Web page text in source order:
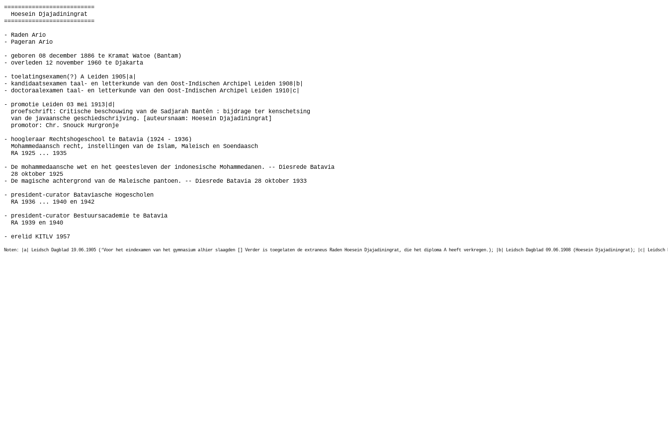
==========================
Hoesein Djajadiningrat
==========================
- Raden Ario
- Pageran Ario
- geboren 08 december 1886 te Kramat Watoe (Bantam)
- overleden 12 november 1960 te Djakarta
- toelatingsexamen(?) A Leiden 1905|a|
- kandidaatsexamen taal- en letterkunde van den Oost-Indischen Archipel Leiden 1908|b|
- doctoraalexamen taal- en letterkunde van den Oost-Indischen Archipel Leiden 1910|c|
- promotie Leiden 03 mei 1913|d|
proefschrift: Critische beschouwing van de Sadjarah Bantēn : bijdrage ter kenschetsing
van de javaansche geschiedschrijving. [auteursnaam: Hoesein Djajadiningrat]
promotor: Chr. Snouck Hurgronje
- hoogleraar Rechtshogeschool te Batavia (1924 - 1936)
Mohammedaansch recht, instellingen van de Islam, Maleisch en Soendaasch
RA 1925 ... 1935
- De mohammedaansche wet en het geestesleven der indonesische Mohammedanen. -- Diesrede Batavia
28 oktober 1925
- De magische achtergrond van de Maleische pantoen. -- Diesrede Batavia 28 oktober 1933
- president-curator Bataviasche Hogescholen
RA 1936 ... 1940 en 1942
- president-curator Bestuursacademie te Batavia
RA 1939 en 1940
- erelid KITLV 1957
Noten: |a| Leidsch Dagblad 19.06.1905 (‘Voor het eindexamen van het gymnasium alhier slaagden [] Verder is toegelaten de extraneus Raden Hoesein Djajadiningrat, die het diploma A heeft verkregen.); |b| Leidsch Dagblad 09.06.1908 (Hoesein Djajadiningrat); |c|